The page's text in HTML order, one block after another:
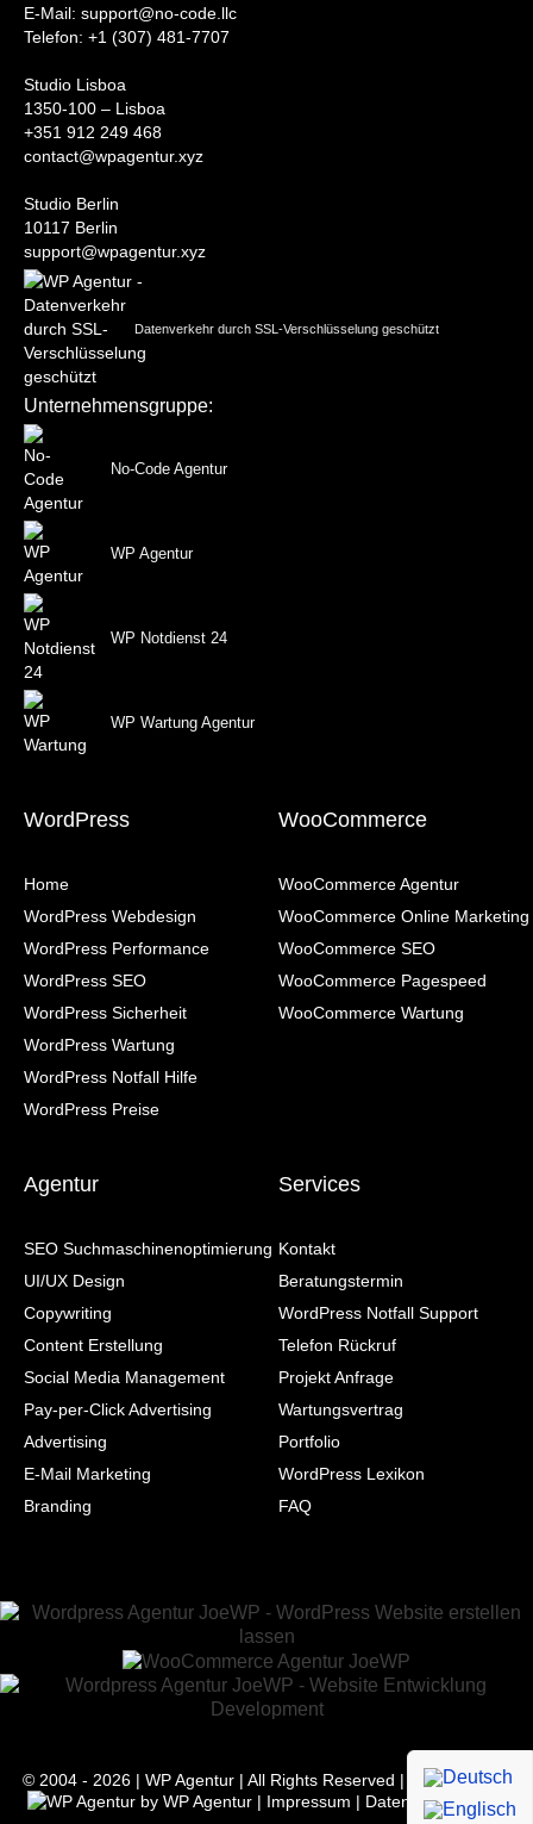
‍E-Mail: support@no-code.llc
Telefon: +1 (307) 481-7707
Studio Lisboa
1350-100 – Lisboa
+351 912 249 468
contact@wpagentur.xyz
Studio Berlin
10117 Berlin
support@wpagentur.xyz
Datenverkehr durch SSL-Verschlüsselung geschützt
Unternehmensgruppe:
No-Code Agentur
WP Agentur
WP Notdienst 24
WP Wartung Agentur
WordPress
Home
WordPress Webdesign
WordPress Performance
WordPress SEO
WordPress Sicherheit
WordPress Wartung
WordPress Notfall Hilfe
WordPress Preise
WooCommerce
WooCommerce Agentur
WooCommerce Online Marketing
WooCommerce SEO
WooCommerce Pagespeed
WooCommerce Wartung
Agentur
SEO Suchmaschinenoptimierung
UI/UX Design
Copywriting
Content Erstellung
Social Media Management
Pay-per-Click Advertising
Advertising
E-Mail Marketing
Branding
Services
Kontakt
Beratungstermin
WordPress Notfall Support
Telefon Rückruf
Projekt Anfrage
Wartungsvertrag
Portfolio
WordPress Lexikon
FAQ
© 2004 - 2026 | WP Agentur | All Rights Reserved | Powered with
by WP Agentur| Impressum | Datenschutz|AGB